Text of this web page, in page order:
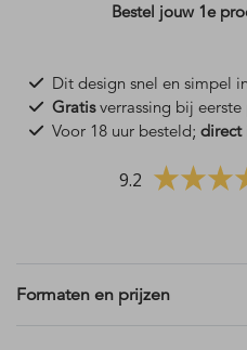
Bestel jouw 1e
Dit design snel en simpel
Gratisverrassing bij eerste
Voor 18 uur besteld; direct
9.2
Formaten en prijzen